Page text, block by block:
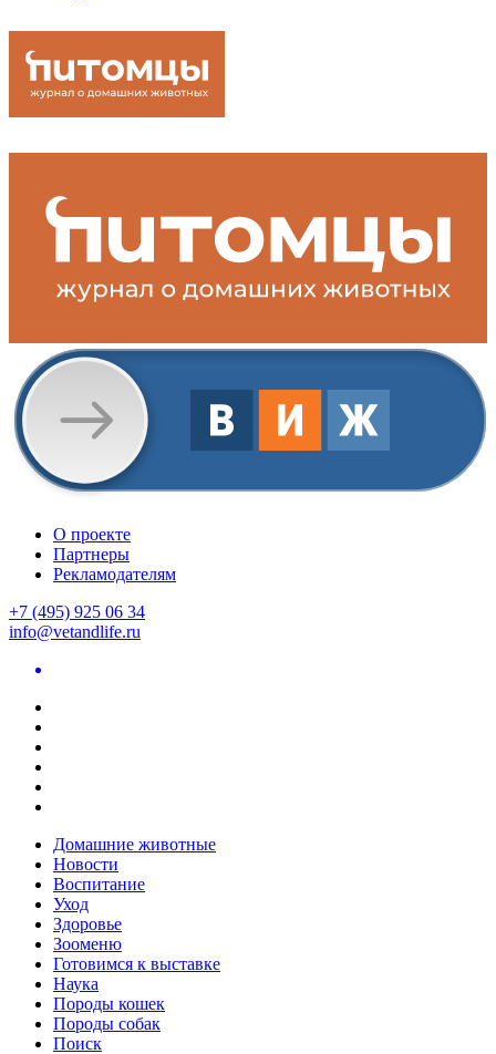
О проекте
Партнеры
Рекламодателям
+7 (495) 925 06 34
info@vetandlife.ru
Домашние животные
Новости
Воспитание
Уход
Здоровье
Зооменю
Готовимся к выставке
Наука
Породы кошек
Породы собак
Поиск